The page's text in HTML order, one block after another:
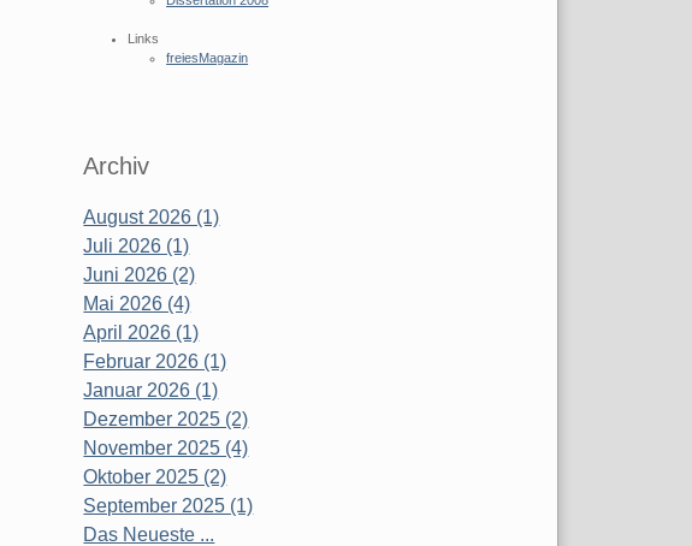
Links
freiesMagazin
Archiv
August 2026 (1)
Juli 2026 (1)
Juni 2026 (2)
Mai 2026 (4)
April 2026 (1)
Februar 2026 (1)
Januar 2026 (1)
Dezember 2025 (2)
November 2025 (4)
Oktober 2025 (2)
September 2025 (1)
Das Neueste ...